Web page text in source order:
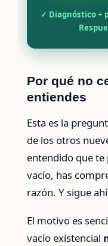
✓ Diagnóstico +
Por qué no
entiendes
Esta es la
de los otros
entendido que te
vacío, has
razón. Y sigue
El motivo es
vacío existencial